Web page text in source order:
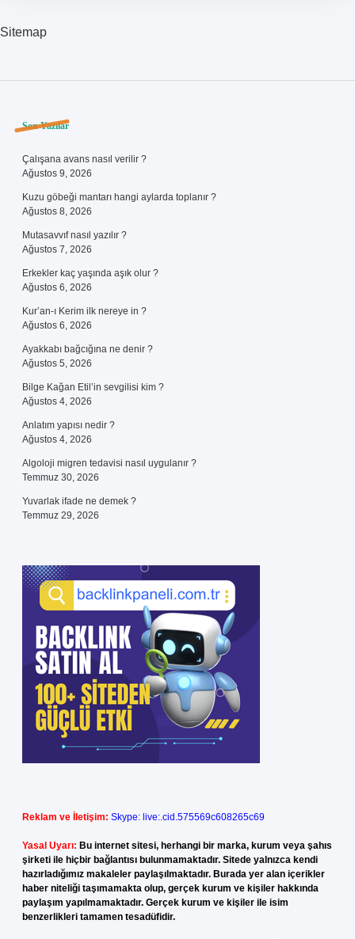
Sitemap
Sidebar
Son Yazılar
Çalışana avans nasıl verilir ?
Ağustos 9, 2026
Kuzu göbeği mantarı hangi aylarda toplanır ?
Ağustos 8, 2026
Mutasavvıf nasıl yazılır ?
Ağustos 7, 2026
Erkekler kaç yaşında aşık olur ?
Ağustos 6, 2026
Kur’an-ı Kerim ilk nereye in ?
Ağustos 6, 2026
Ayakkabı bağcığına ne denir ?
Ağustos 5, 2026
Bilge Kağan Etil’in sevgilisi kim ?
Ağustos 4, 2026
Anlatım yapısı nedir ?
Ağustos 4, 2026
Algoloji migren tedavisi nasıl uygulanır ?
Temmuz 30, 2026
Yuvarlak ifade ne demek ?
Temmuz 29, 2026
Reklam ve İletişim: Skype: live:.cid.575569c608265c69
Yasal Uyarı: Bu internet sitesi, herhangi bir marka, kurum veya şahıs
şirketi ile hiçbir bağlantısı bulunmamaktadır. Sitede yalnızca kendi
hazırladığımız makaleler paylaşılmaktadır. Burada yer alan içerikler
haber niteliği taşımamakta olup, gerçek kurum ve kişiler hakkında
paylaşım yapılmamaktadır. Gerçek kurum ve kişiler ile isim
benzerlikleri tamamen tesadüfidir.